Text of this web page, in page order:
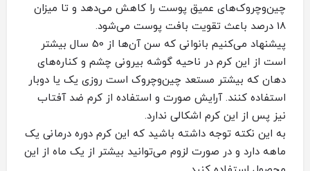
چین‌و‌چروک‌های عمیق پوست را کاهش می‌دهد و تا میزان
18 درصد باعث تقویت بافت پوست می‌شود.
پیشنهاد می‌کنیم بانوانی که سن آن‌ها از 50 سال بیشتر
است از این کرم در ناحیه گوشه بیرونی چشم و کناره‌های
دهان که بیشتر مستعد چین‌و‌چروک است روزی یک یا دوبار
استفاده کنند. آرایش صورت و استفاده از کرم‌ ضد آفتاب
نیز پس از این کرم اشکالی ندارد.
به این نکته توجه داشته باشید که این کرم دوره درمانی یک
ماهه دارد و در صورت لزوم می‌توانید بیشتر از یک ماه از این